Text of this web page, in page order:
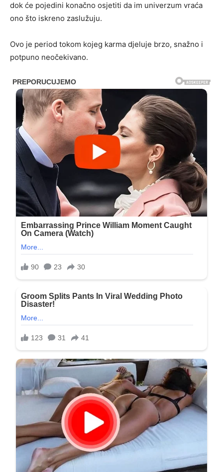
dok će pojedini konačno osjetiti da im univerzum vraća
ono što iskreno zaslužuju.
Ovo je period tokom kojeg karma djeluje brzo, snažno i
potpuno neočekivano.